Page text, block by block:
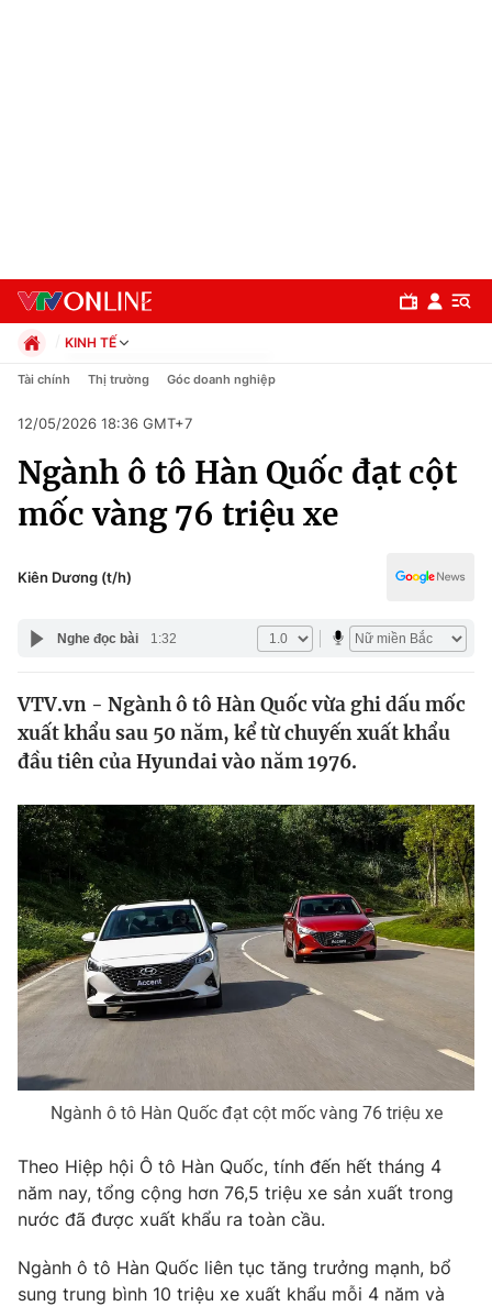
Chuyên mục
Chính trị
Pháp luật
Thế giới
Tin tức
Thế giới đó đây
Câu chuyện quốc tế
Kinh tế
Tài chính
Thị trường
Góc doanh nghiệp
Dữ liệu và đời sống
Truyền hình
Phim VTV
Hậu trường
Nhân vật
Khán giả
Giải sao mai
Giải trí
Điện ảnh
Đời sống
Du lịch
Làm đẹp
Chất lượng cuộc sống
Tuyển sinh
Học trực tuyến
Công nghệ
Sản phẩm
Giao lưu trực tuyến
KINH TẾ
Chính trị
Pháp luật
Kinh tế
Thể thao
Truyền hình
Y tế
Công nghệ
Tài chính Thị trường Góc doanh nghiệp
12/05/2026 18:36 GMT+7
Ngành ô tô Hàn Quốc đạt cột
mốc vàng 76 triệu xe
Kiên Dương (t/h)
Nghe đọc bài 1:32
VTV.vn - Ngành ô tô Hàn Quốc vừa ghi dấu mốc
xuất khẩu sau 50 năm, kể từ chuyến xuất khẩu
đầu tiên của Hyundai vào năm 1976.
Ngành ô tô Hàn Quốc đạt cột mốc vàng 76 triệu xe
Theo Hiệp hội Ô tô Hàn Quốc, tính đến hết tháng 4
năm nay, tổng cộng hơn 76,5 triệu xe sản xuất trong
nước đã được xuất khẩu ra toàn cầu.
Ngành ô tô Hàn Quốc liên tục tăng trưởng mạnh, bổ
sung trung bình 10 triệu xe xuất khẩu mỗi 4 năm và